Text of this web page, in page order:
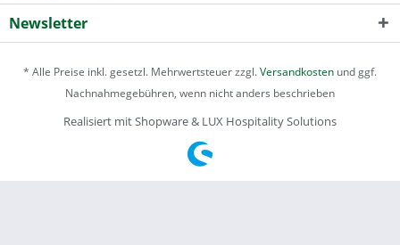
Newsletter
* Alle Preise inkl. gesetzl. Mehrwertsteuer zzgl.Versandkosten und ggf.
Nachnahmegebühren, wenn nicht anders beschrieben
Realisiert mit Shopware & LUX Hospitality Solutions